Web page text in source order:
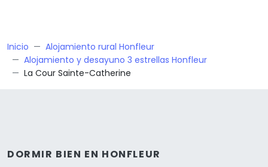
Inicio
Alojamiento rural Honfleur
Alojamiento y desayuno 3 estrellas Honfleur
La Cour Sainte-Catherine
DORMIR BIEN EN HONFLEUR